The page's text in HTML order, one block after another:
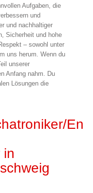
Aufgaben, die
und
und nachhaltiger
Sicherheit und hohe
– sowohl unter
uns herum. Wenn du
unserer
Anfang nahm. Du
Lösungen die
in